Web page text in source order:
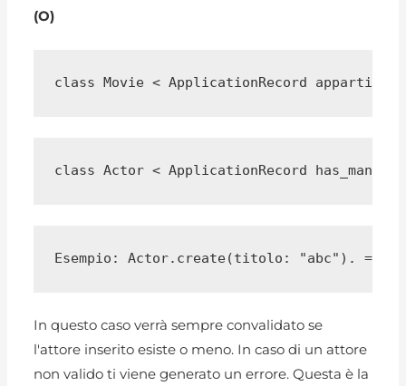
(O)
class Movie < ApplicationRecord
class Actor < ApplicationRecord has_many
Esempio: Actor.create(titolo: "abc"). ==>
In questo caso verrà sempre convalidato se
l'attore inserito esiste o meno. In caso di un attore
non valido ti viene generato un errore. Questa è la